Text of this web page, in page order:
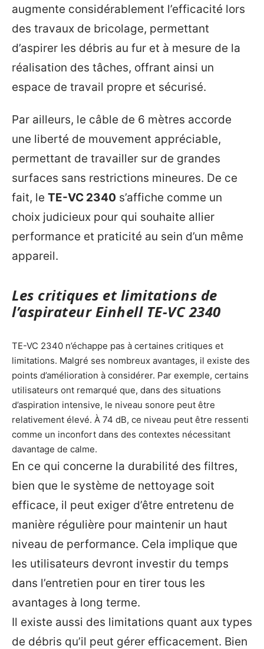
augmente considérablement l’efficacité lors
des travaux de bricolage, permettant
d’aspirer les débris au fur et à mesure de la
réalisation des tâches, offrant ainsi un
espace de travail propre et sécurisé.
Par ailleurs, le câble de 6 mètres accorde
une liberté de mouvement appréciable,
permettant de travailler sur de grandes
surfaces sans restrictions mineures. De ce
fait, le TE-VC 2340 s’affiche comme un
choix judicieux pour qui souhaite allier
performance et praticité au sein d’un même
appareil.
Les critiques et limitations de
l’aspirateur Einhell TE-VC 2340
TE-VC 2340 n’échappe pas à certaines critiques et
limitations. Malgré ses nombreux avantages, il existe des
points d’amélioration à considérer. Par exemple, certains
utilisateurs ont remarqué que, dans des situations
d’aspiration intensive, le niveau sonore peut être
relativement élevé. À 74 dB, ce niveau peut être ressenti
comme un inconfort dans des contextes nécessitant
davantage de calme.
En ce qui concerne la durabilité des filtres,
bien que le système de nettoyage soit
efficace, il peut exiger d’être entretenu de
manière régulière pour maintenir un haut
niveau de performance. Cela implique que
les utilisateurs devront investir du temps
dans l’entretien pour en tirer tous les
avantages à long terme.
Il existe aussi des limitations quant aux types
de débris qu’il peut gérer efficacement. Bien